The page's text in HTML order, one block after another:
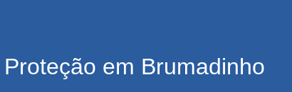
em Brumadinho